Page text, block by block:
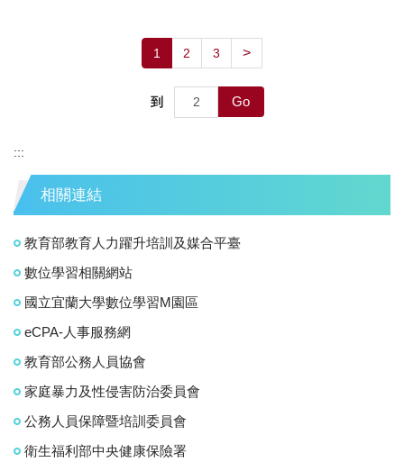
1 2 3 >
到 Go
:::
相關連結
教育部教育人力躍升培訓及媒合平臺
數位學習相關網站
國立宜蘭大學數位學習M園區
eCPA-人事服務網
教育部公務人員協會
家庭暴力及性侵害防治委員會
公務人員保障暨培訓委員會
衛生福利部中央健康保險署